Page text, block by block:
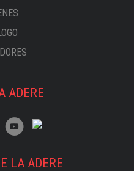
ADERE
LA ADERE